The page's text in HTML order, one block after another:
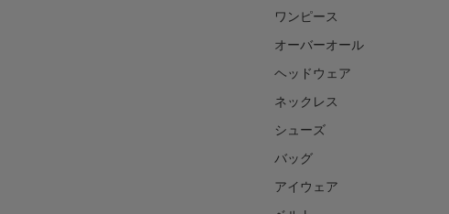
ワンピース
オーバーオール
ヘッドウェア
ネックレス
シューズ
バッグ
アイウェア